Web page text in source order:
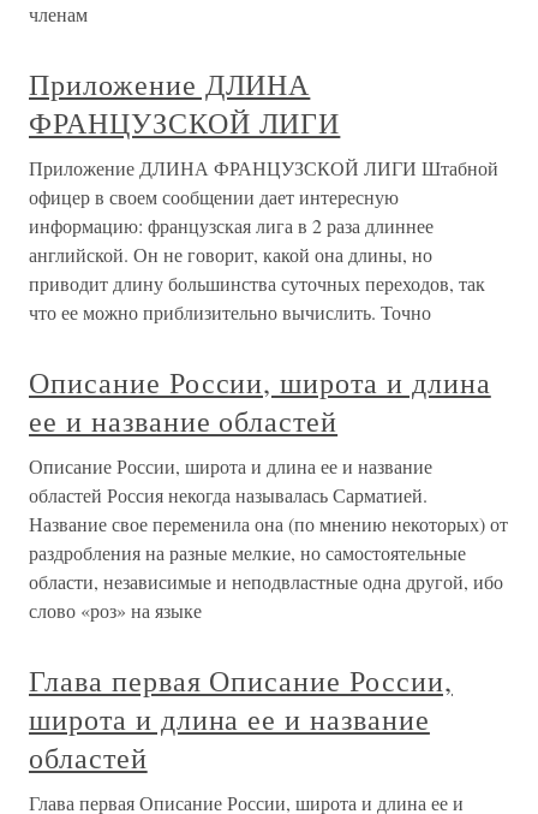
членам
Приложение ДЛИНА
ФРАНЦУЗСКОЙ ЛИГИ
Приложение ДЛИНА ФРАНЦУЗСКОЙ ЛИГИ Штабной
офицер в своем сообщении дает интересную
информацию: французская лига в 2 раза длиннее
английской. Он не говорит, какой она длины, но
приводит длину большинства суточных переходов, так
что ее можно приблизительно вычислить. Точно
Описание России, широта и длина
ее и название областей
Описание России, широта и длина ее и название
областей Россия некогда называлась Сарматией.
Название свое переменила она (по мнению некоторых) от
раздробления на разные мелкие, но самостоятельные
области, независимые и неподвластные одна другой, ибо
слово «роз» на языке
Глава первая Описание России,
широта и длина ее и название
областей
Глава первая Описание России, широта и длина ее и